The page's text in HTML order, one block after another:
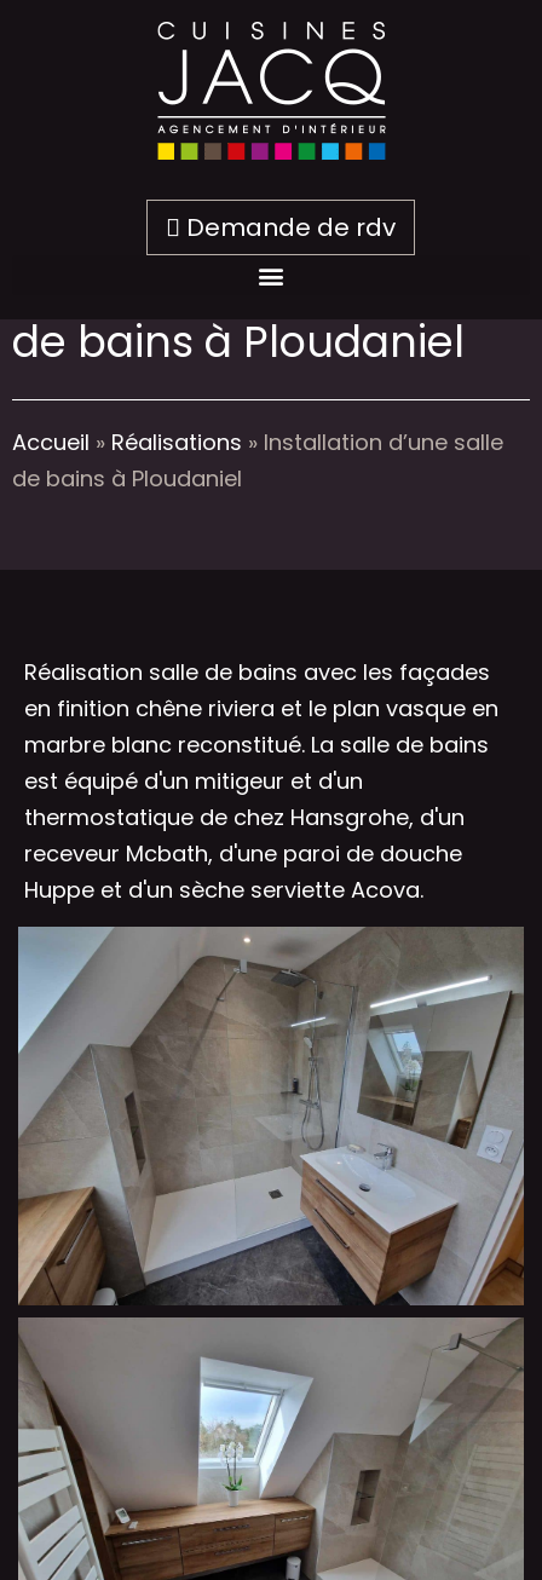
Demande de rdv
Installation d’une salle
de bains à Ploudaniel
Accueil » Réalisations » Installation d’une salle
de bains à Ploudaniel
Réalisation salle de bains avec les façades
en finition chêne riviera et le plan vasque en
marbre blanc reconstitué. La salle de bains
est équipé d'un mitigeur et d'un
thermostatique de chez Hansgrohe, d'un
receveur Mcbath, d'une paroi de douche
Huppe et d'un sèche serviette Acova.